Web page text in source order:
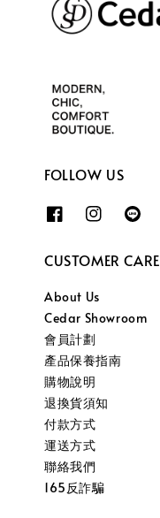
FOLLOW US
CUSTOMER CARE
About Us
Cedar Showroom
會員計劃
產品保養指南
購物說明
退換貨須知
付款方式
運送方式
聯絡我們
165反詐騙